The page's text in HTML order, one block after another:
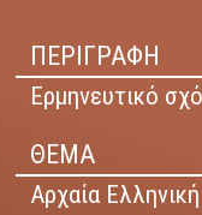
ΠΕΡΙΓΡΑΦΗ
Ερμηνευτικό
ΘΕΜΑ
Αρχαία